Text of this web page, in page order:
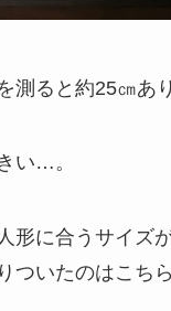
測ると約25㎝あ
い…。
形に合うサイズ
ついたのはこち